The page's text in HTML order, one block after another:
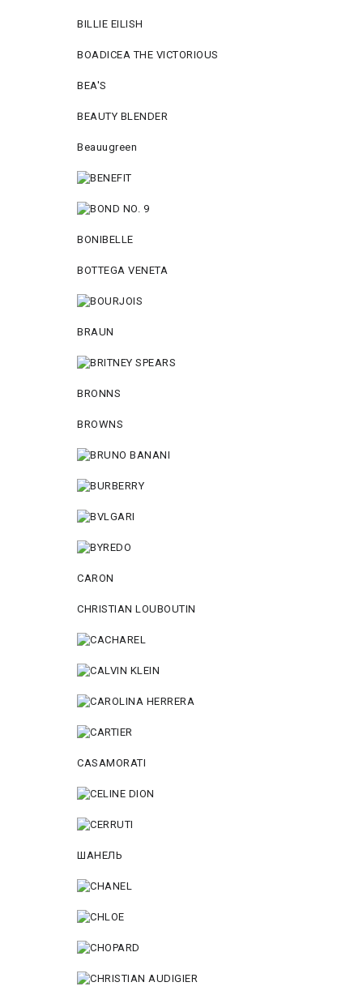
BILLIE EILISH
BOADICEA THE VICTORIOUS
BEA'S
BEAUTY BLENDER
Beauugreen
BONIBELLE
BOTTEGA VENETA
BRAUN
BRONNS
BROWNS
CARON
CHRISTIAN LOUBOUTIN
CASAMORATI
ШАНЕЛЬ